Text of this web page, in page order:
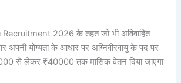
2026 के तहत जो भी अविवाहित
अपनी योग्यता के आधार पर अग्निवीरवायु के पद पर
से लेकर ₹40000 तक मासिक वेतन दिया जाएगा